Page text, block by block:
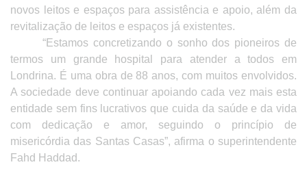
novos leitos e espaços para assistência e apoio, além da
revitalização de leitos e espaços já existentes.
“Estamos concretizando o sonho dos pioneiros de
termos um grande hospital para atender a todos em
Londrina. É uma obra de 88 anos, com muitos envolvidos.
A sociedade deve continuar apoiando cada vez mais esta
entidade sem fins lucrativos que cuida da saúde e da vida
com dedicação e amor, seguindo o princípio de
misericórdia das Santas Casas”, afirma o superintendente
Fahd Haddad.